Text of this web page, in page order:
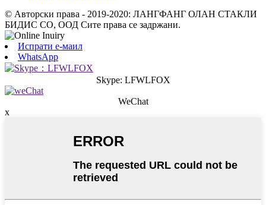
© Авторски права - 2019-2020: ЛАНГФАНГ ОЛАН СТАКЛИ
БИДИС СО, ООД Сите права се задржани.
Испрати е-маил
WhatsApp
Skype: LFWLFOX
WeChat
x